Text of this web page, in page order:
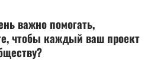
важно помогать,
чтобы каждый ваш проект